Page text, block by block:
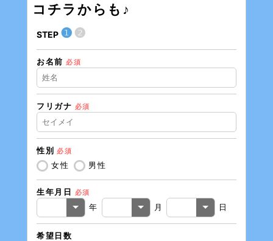
コチラからも♪
STEP ❶❷
お名前 必須
フリガナ 必須
性別 必須
女性 男性
生年月日 必須
年 月 日
希望日数